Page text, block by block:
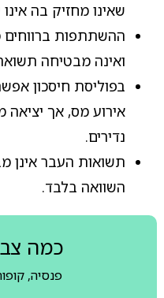
שאינו מחזיק בה
ההשתתפות
ואינה מבטיחה
בפוליסת חיסכון
אירוע מס, אך
נדירים.
תשואות העבר אינן
השוואה בלבד.
כמה
פנסיה,